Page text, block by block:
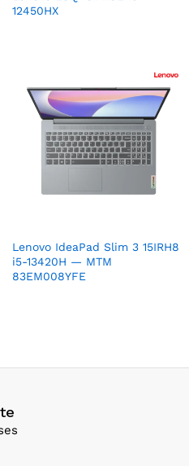
12450HX
Lenovo IdeaPad Slim 3 15IRH8
i5-13420H — MTM
83EM008YFE